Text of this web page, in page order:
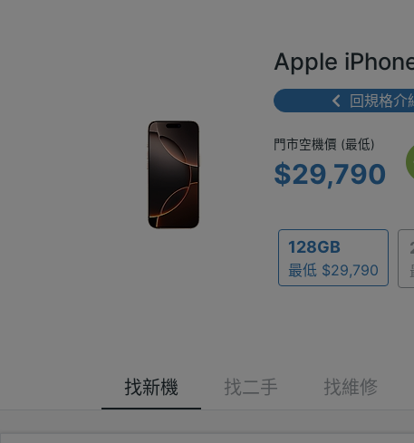
Apple
回規格介
門市空機
門市空機價 (最低)
$29,790
128GB
最低 $29,790
找新機 找二手 找維修